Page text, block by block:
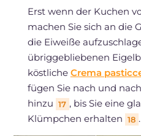
Erst wenn der Kuchen
machen Sie sich an die
die Eiweiße
übriggebliebenen
köstliche Crema
fügen Sie nach und
hinzu 17 , bis Sie eine
Klümpchen erhalten 18 .